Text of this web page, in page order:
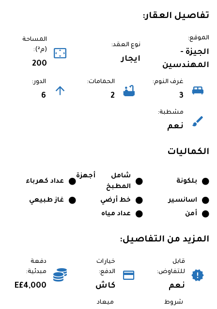
تفاصيل العقار:
الموقع:
الجيزة -
المهندسين
نوع العقد:
ايجار
المساحة
(م²):
200
غرف النوم:
3
الحمامات:
2
الدور:
6
مشطبة:
نعم
الكماليات
بلكونة
شامل أجهزة
المطبخ
عداد كهرباء
اسانسير خط أرضي
غاز طبيعي
أمن
عداد مياه
المزيد من التفاصيل:
قابل
للتفاوض:
نعم
خيارات
الدفع:
كاش
دفعة
مبدئية:
E£4,000
شروط
ميعاد